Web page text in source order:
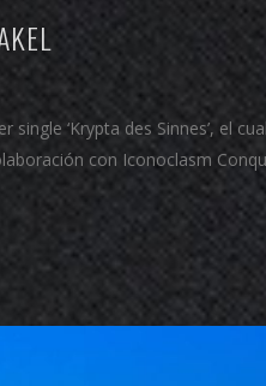
‘Krypta des Sinnes’, el
con Iconoclasm